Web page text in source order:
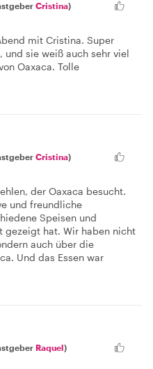
Cristina)
mit Cristina. Super
und sie weiß auch sehr viel
Oaxaca. Tolle
Cristina)
der Oaxaca besucht.
und freundliche
Speisen und
gezeigt hat. Wir haben nicht
auch über die
Und das Essen war
Raquel)